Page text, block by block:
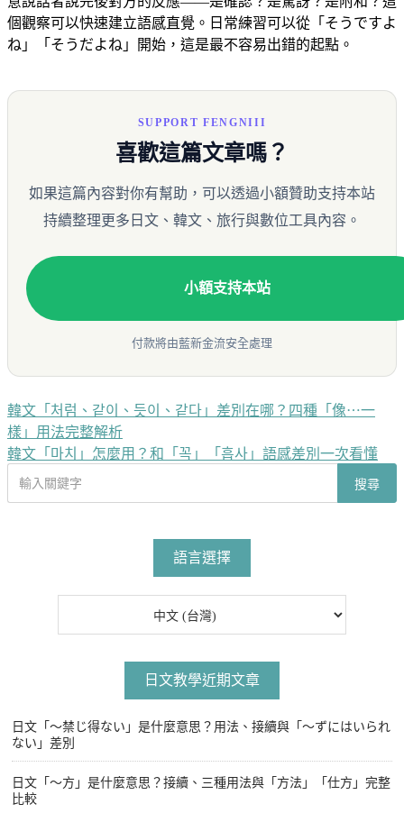
個觀察可以快速建立語感直覺。日常練習可以從「そうですよ
ね」「そうだよね」開始，這是最不容易出錯的起點。
SUPPORT FENGNIII
喜歡這篇文章嗎？
如果這篇內容對你有幫助，可以透過小額贊助支持本站
持續整理更多日文、韓文、旅行與數位工具內容。
小額支持本站
付款將由藍新金流安全處理
文
章
導
覽
韓文「처럼、같이、듯이、같다」差別在哪？四種「像⋯一
樣」用法完整解析
韓文「마치」怎麼用？和「꼭」「흡사」語感差別一次看懂
搜尋
語言選擇
日文教學近期文章
日文「〜禁じ得ない」是什麼意思？用法、接續與「〜ずにはいられ
ない」差別
日文「〜方」是什麼意思？接續、三種用法與「方法」「仕方」完整
比較